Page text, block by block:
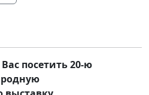
посетить 20-ю